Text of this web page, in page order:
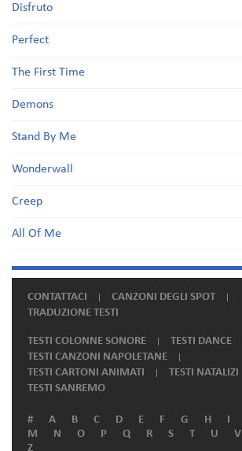
Disfruto
Perfect
The First Time
Demons
Stand By Me
Wonderwall
Creep
All Of Me
CONTATTACI
CANZONI DEGLI SPOT
TRADUZIONE TESTI
TESTI COLONNE SONORE
TESTI DANCE
TESTI CANZONI NAPOLETANE
TESTI CARTONI ANIMATI
TESTI NATALIZI
TESTI SANREMO
# A B C D E F G H I
M
N O P Q R S T U V
Z